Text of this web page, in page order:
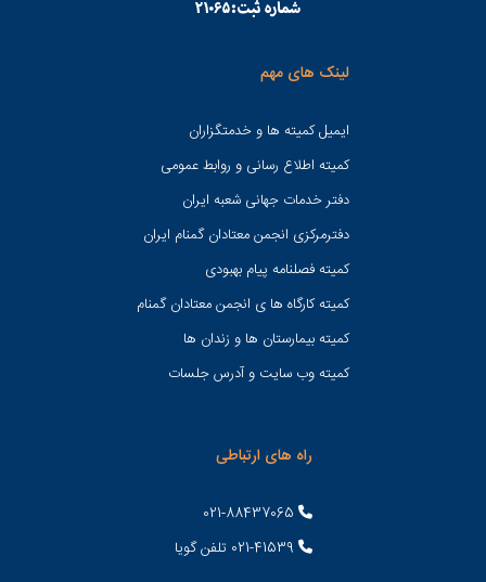
لینک های مهم
ایمیل کمیته ها و خدمتگزاران
کميته اطلاع رسانی و روابط عمومی
دفتر خدمات جهانی شعبه ايران
دفترمرکزی انجمن معتادان گمنام ایران
کمیته فصلنامه پیام بهبودی
کمیته کارگاه ها ی انجمن معتادان گمنام
کمیته بیمارستان ها و زندان ها
کمیته وب سایت و آدرس جلسات
راه های ارتباطی